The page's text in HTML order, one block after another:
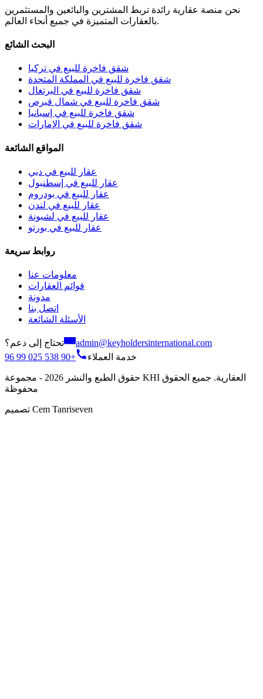
نحن منصة عقارية رائدة تربط المشترين والبائعين والمستثمرين
بالعقارات المتميزة في جميع أنحاء العالم.
البحث الشائع
شقق فاخرة للبيع في تركيا
شقق فاخرة للبيع في المملكة المتحدة
شقق فاخرة للبيع في البرتغال
شقق فاخرة للبيع في شمال قبرص
شقق فاخرة للبيع في إسبانيا
شقق فاخرة للبيع في الإمارات
المواقع الشائعة
عقار للبيع في دبي
عقار للبيع في إسطنبول
عقار للبيع في بودروم
عقار للبيع في لندن
عقار للبيع في لشبونة
عقار للبيع في بورتو
روابط سريعة
معلومات عنا
قوائم العقارات
مدونة
اتصل بنا
الأسئلة الشائعة
تحتاج إلى دعم؟
admin@keyholdersinternational.com
خدمة العملاء
+90 538 025 99 96
حقوق الطبع والنشر 2026 - مجموعة KHI العقارية. جميع الحقوق
محفوظة
تصميم Cem Tanriseven